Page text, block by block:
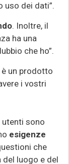
uso dei dati”.
. Inoltre, il
ha una
che ho”.
è un prodotto
i vostri
utenti sono
esigenze
che
luogo e del